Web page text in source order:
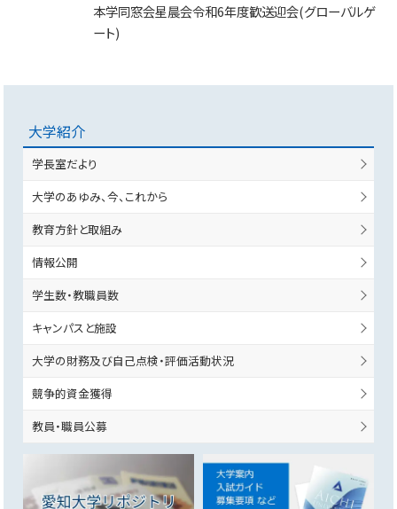
本学同窓会星晨会令和6年度歓送迎会(グローバルゲ
ート)
大学紹介
学長室だより
大学のあゆみ、今、これから
教育方針と取組み
情報公開
学生数・教職員数
キャンパスと施設
大学の財務及び自己点検・評価活動状況
競争的資金獲得
教員・職員公募